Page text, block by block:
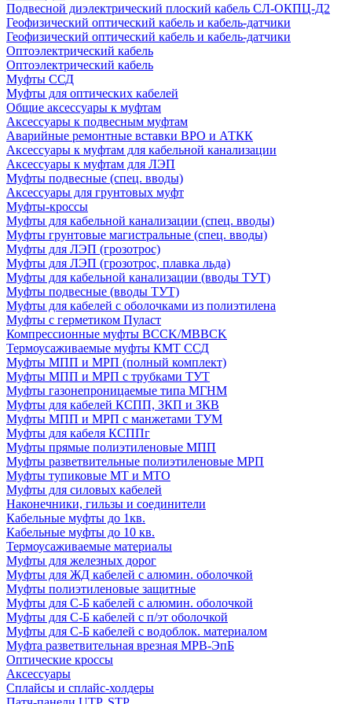
Подвесной диэлектрический плоский кабель СЛ-ОКПЦ-Д2
Геофизический оптический кабель и кабель-датчики
Геофизический оптический кабель и кабель-датчики
Оптоэлектрический кабель
Оптоэлектрический кабель
Муфты ССД
Муфты для оптических кабелей
Общие аксессуары к муфтам
Аксессуары к подвесным муфтам
Аварийные ремонтные вставки ВРО и АТКК
Аксессуары к муфтам для кабельной канализации
Аксессуары к муфтам для ЛЭП
Муфты подвесные (спец. вводы)
Аксессуары для грунтовых муфт
Муфты-кроссы
Муфты для кабельной канализации (спец. вводы)
Муфты грунтовые магистральные (спец. вводы)
Муфты для ЛЭП (грозотрос)
Муфты для ЛЭП (грозотрос, плавка льда)
Муфты для кабельной канализации (вводы ТУТ)
Муфты подвесные (вводы ТУТ)
Муфты для кабелей с оболочками из полиэтилена
Муфты с герметиком Пуласт
Компрессионные муфты BCCK/MBBCK
Термоусаживаемые муфты КМТ ССД
Муфты МПП и МРП (полный комплект)
Муфты МПП и МРП с трубками ТУТ
Муфты газонепроницаемые типа МГНМ
Муфты для кабелей КСПП, ЗКП и ЗКВ
Муфты МПП и МРП с манжетами ТУМ
Муфты для кабеля КСППг
Муфты прямые полиэтиленовые МПП
Муфты разветвительные полиэтиленовые МРП
Муфты тупиковые МТ и МТО
Муфты для силовых кабелей
Наконечники, гильзы и соединители
Кабельные муфты до 1кв.
Кабельные муфты до 10 кв.
Термоусаживаемые материалы
Муфты для железных дорог
Муфты для ЖД кабелей с алюмин. оболочкой
Муфты полиэтиленовые защитные
Муфты для С-Б кабелей с алюмин. оболочкой
Муфты для С-Б кабелей с п/эт оболочкой
Муфты для С-Б кабелей с водоблок. материалом
Муфта разветвительная врезная МРВ-ЭпБ
Оптические кроссы
Аксессуары
Сплайсы и сплайс-холдеры